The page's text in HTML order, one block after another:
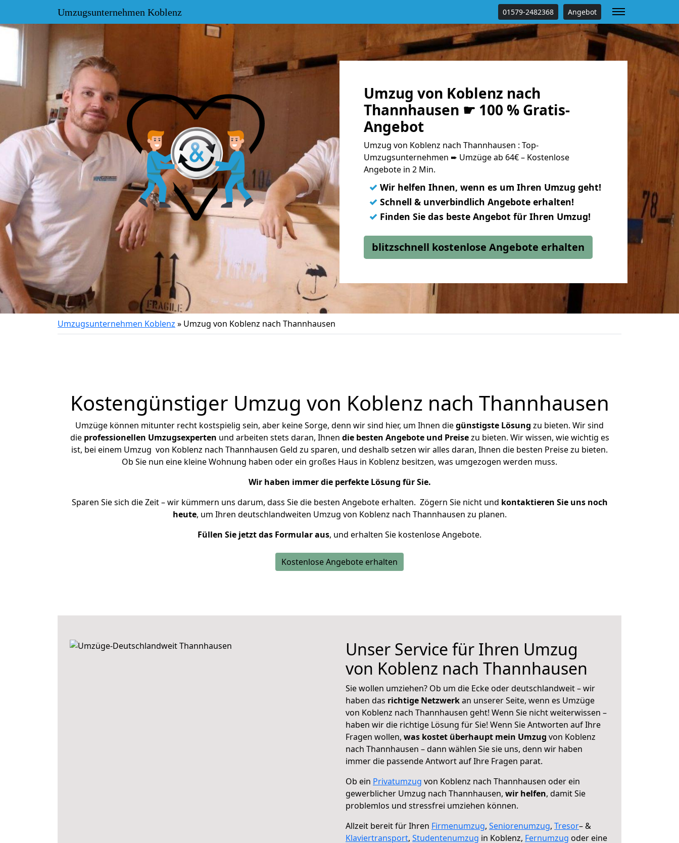
Umzugsunternehmen Koblenz 01579-2482368 Angebot
Umzug von Koblenz nach
Thannhausen ☛ 100 % Gratis-
Angebot
Umzug von Koblenz nach Thannhausen : Top-
Umzugsunternehmen ➨ Umzüge ab 64€ – Kostenlose
Angebote in 2 Min.
✓ Wir helfen Ihnen, wenn es um Ihren Umzug geht!
✓ Schnell & unverbindlich Angebote erhalten!
✓ Finden Sie das beste Angebot für Ihren Umzug!
blitzschnell kostenlose Angebote erhalten
Umzugsunternehmen Koblenz » Umzug von Koblenz nach Thannhausen
Kostengünstiger Umzug von Koblenz nach Thannhausen
Umzüge können mitunter recht kostspielig sein, aber keine Sorge, denn wir sind hier, um Ihnen diegünstigste Lösung zu bieten. Wir sind
die professionellen Umzugsexperten und arbeiten stets daran, Ihnen die besten Angebote und Preisezu bieten. Wir wissen, wie wichtig es
ist, bei einem Umzug von Koblenz nach Thannhausen Geld zu sparen, und deshalb setzen wir alles daran, Ihnen die besten Preise zu bieten.
Ob Sie nun eine kleine Wohnung haben oder ein großes Haus in Koblenz besitzen, was umgezogen werden muss.
Wir haben immer die perfekte Lösung für Sie.
Sparen Sie sich die Zeit – wir kümmern uns darum, dass Sie die besten Angebote erhalten. Zögern Sie nicht und kontaktieren Sie uns noch
heute, um Ihren deutschlandweiten Umzug von Koblenz nach Thannhausen zu planen.
Füllen Sie jetzt das Formular aus, und erhalten Sie kostenlose Angebote.
Kostenlose Angebote erhalten
Unser Service für Ihren Umzug
von Koblenz nach Thannhausen
Sie wollen umziehen? Ob um die Ecke oder deutschlandweit – wir
haben das richtige Netzwerkan unserer Seite, wenn es Umzüge
von Koblenz nach Thannhausen geht! Wenn Sie nicht weiterwissen –
haben wir die richtige Lösung für Sie! Wenn Sie Antworten auf Ihre
Fragen wollen, was kostet überhaupt mein Umzug von Koblenz
nach Thannhausen – dann wählen Sie sie uns, denn wir haben
immer die passende Antwort auf Ihre Fragen parat.
Ob ein Privatumzug von Koblenz nach Thannhausen oder ein
gewerblicher Umzug nach Thannhausen, wir helfen, damit Sie
problemlos und stressfrei umziehen können.
Allzeit bereit für Ihren Firmenumzug, Seniorenumzug, Tresor– &
Klaviertransport, Studentenumzug in Koblenz, Fernumzug oder eine